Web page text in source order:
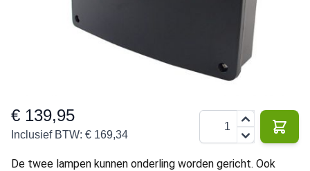
1800
IP65
€ 139,95
Inclusief BTW: € 169,34
De twee lampen kunnen onderling worden gericht. Ook